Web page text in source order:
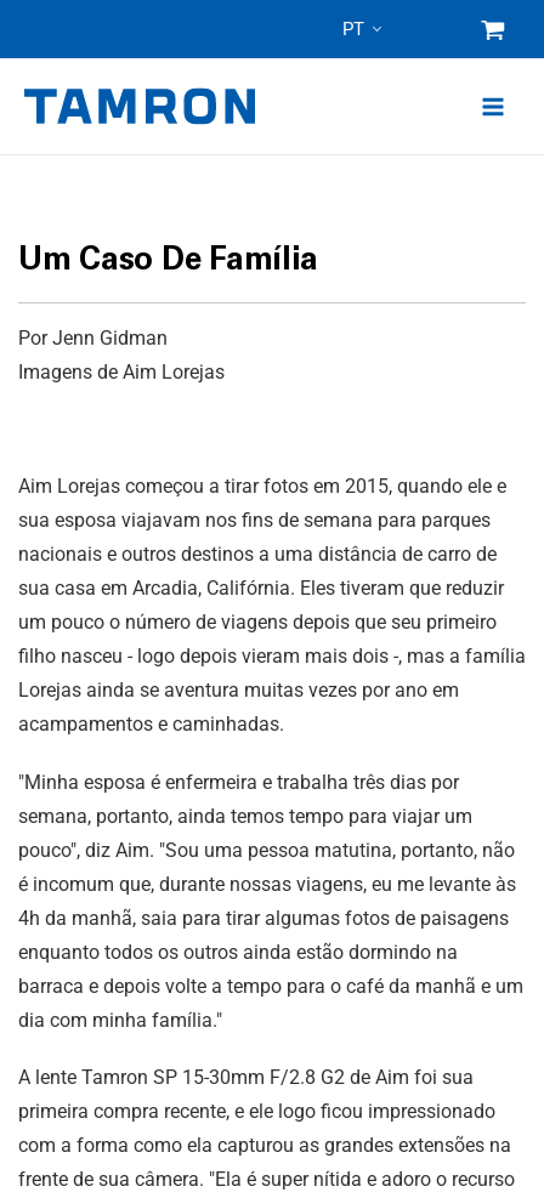
conteúdo
PT
Um Caso De Família
Por Jenn Gidman
Imagens de Aim Lorejas
Aim Lorejas começou a tirar fotos em 2015, quando ele e
sua esposa viajavam nos fins de semana para parques
nacionais e outros destinos a uma distância de carro de
sua casa em Arcadia, Califórnia. Eles tiveram que reduzir
um pouco o número de viagens depois que seu primeiro
filho nasceu - logo depois vieram mais dois -, mas a família
Lorejas ainda se aventura muitas vezes por ano em
acampamentos e caminhadas.
"Minha esposa é enfermeira e trabalha três dias por
semana, portanto, ainda temos tempo para viajar um
pouco", diz Aim. "Sou uma pessoa matutina, portanto, não
é incomum que, durante nossas viagens, eu me levante às
4h da manhã, saia para tirar algumas fotos de paisagens
enquanto todos os outros ainda estão dormindo na
barraca e depois volte a tempo para o café da manhã e um
dia com minha família."
A lente Tamron SP 15-30mm F/2.8 G2 de Aim foi sua
primeira compra recente, e ele logo ficou impressionado
com a forma como ela capturou as grandes extensões na
frente de sua câmera. "Ela é super nítida e adoro o recurso